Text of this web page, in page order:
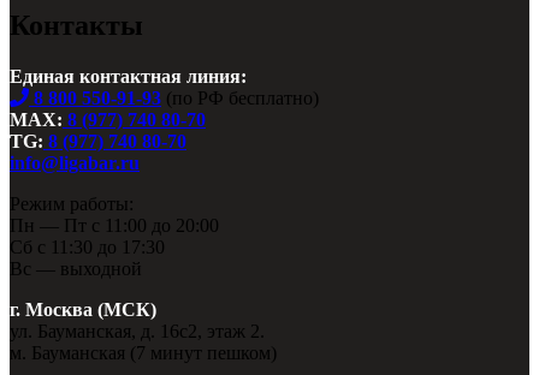
Контакты
Единая контактная линия:
8 800 550-91-93 (по РФ бесплатно)
MAX: 8 (977) 740 80-70
TG: 8 (977) 740 80-70
info@ligabar.ru
Режим работы:
Пн — Пт с 11:00 до 20:00
Сб с 11:30 до 17:30
Вс — выходной
г. Москва (МСК)
ул. Бауманская, д. 16с2, этаж 2.
м. Бауманская (7 минут пешком)